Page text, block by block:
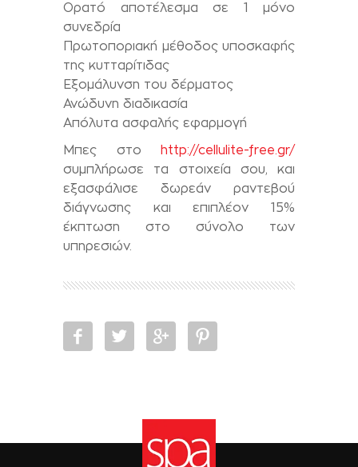
Ορατό αποτέλεσμα σε 1 μόνο
συνεδρία
Πρωτοποριακή μέθοδος υποσκαφής
της κυτταρίτιδας
Εξομάλυνση του δέρματος
Ανώδυνη διαδικασία
Απόλυτα ασφαλής εφαρμογή
Μπες στο
http://cellulite-free.gr/
συμπλήρωσε τα στοιχεία σου, και
εξασφάλισε δωρεάν ραντεβού
διάγνωσης και επιπλέον 15%
έκπτωση στο σύνολο των
υπηρεσιών.